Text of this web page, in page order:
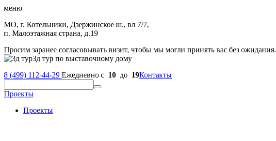
меню
МО, г. Котельники, Дзержинское ш., вл 7/7,
п. Малоэтажная страна, д.19
Просим заранее согласовывать визит, чтобы мы могли принять вас без ожидания.
3д тур по выставочному дому
8 (499) 112-44-29 Ежедневно с 10 до 19Контакты
Проекты
Проекты